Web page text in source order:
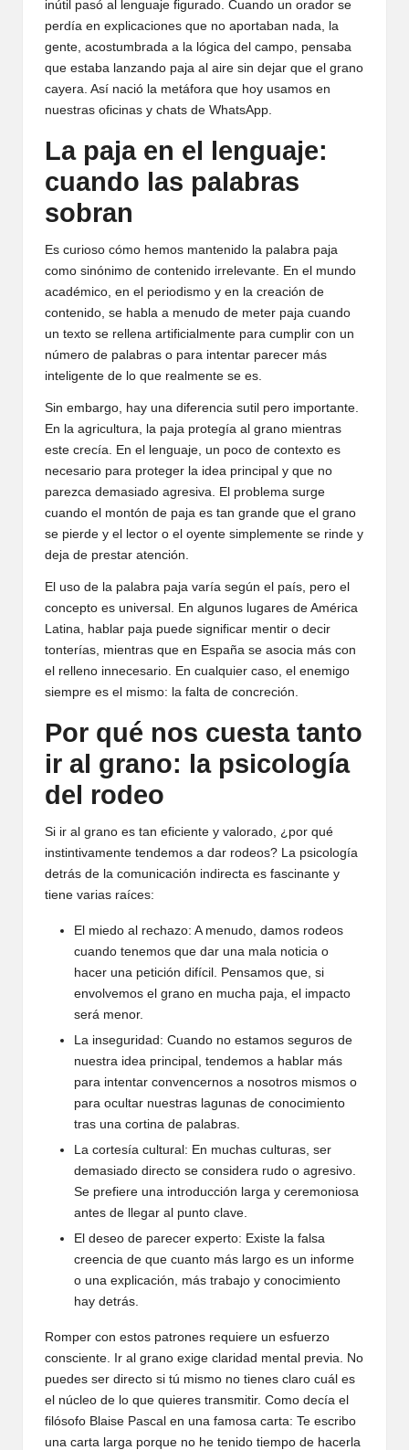
inútil pasó al lenguaje figurado. Cuando un orador se
perdía en explicaciones que no aportaban nada, la
gente, acostumbrada a la lógica del campo, pensaba
que estaba lanzando paja al aire sin dejar que el grano
cayera. Así nació la metáfora que hoy usamos en
nuestras oficinas y chats de WhatsApp.
La paja en el lenguaje:
cuando las palabras
sobran
Es curioso cómo hemos mantenido la palabra paja
como sinónimo de contenido irrelevante. En el mundo
académico, en el periodismo y en la creación de
contenido, se habla a menudo de meter paja cuando
un texto se rellena artificialmente para cumplir con un
número de palabras o para intentar parecer más
inteligente de lo que realmente se es.
Sin embargo, hay una diferencia sutil pero importante.
En la agricultura, la paja protegía al grano mientras
este crecía. En el lenguaje, un poco de contexto es
necesario para proteger la idea principal y que no
parezca demasiado agresiva. El problema surge
cuando el montón de paja es tan grande que el grano
se pierde y el lector o el oyente simplemente se rinde y
deja de prestar atención.
El uso de la palabra paja varía según el país, pero el
concepto es universal. En algunos lugares de América
Latina, hablar paja puede significar mentir o decir
tonterías, mientras que en España se asocia más con
el relleno innecesario. En cualquier caso, el enemigo
siempre es el mismo: la falta de concreción.
Por qué nos cuesta tanto
ir al grano: la psicología
del rodeo
Si ir al grano es tan eficiente y valorado, ¿por qué
instintivamente tendemos a dar rodeos? La psicología
detrás de la comunicación indirecta es fascinante y
tiene varias raíces:
El miedo al rechazo: A menudo, damos rodeos
cuando tenemos que dar una mala noticia o
hacer una petición difícil. Pensamos que, si
envolvemos el grano en mucha paja, el impacto
será menor.
La inseguridad: Cuando no estamos seguros de
nuestra idea principal, tendemos a hablar más
para intentar convencernos a nosotros mismos o
para ocultar nuestras lagunas de conocimiento
tras una cortina de palabras.
La cortesía cultural: En muchas culturas, ser
demasiado directo se considera rudo o agresivo.
Se prefiere una introducción larga y ceremoniosa
antes de llegar al punto clave.
El deseo de parecer experto: Existe la falsa
creencia de que cuanto más largo es un informe
o una explicación, más trabajo y conocimiento
hay detrás.
Romper con estos patrones requiere un esfuerzo
consciente. Ir al grano exige claridad mental previa. No
puedes ser directo si tú mismo no tienes claro cuál es
el núcleo de lo que quieres transmitir. Como decía el
filósofo Blaise Pascal en una famosa carta: Te escribo
una carta larga porque no he tenido tiempo de hacerla